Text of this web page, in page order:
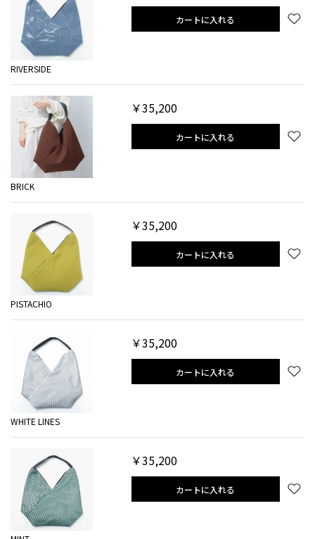
RIVERSIDE
カートに入れる
BRICK
￥35,200
カートに入れる
PISTACHIO
￥35,200
カートに入れる
WHITE LINES
￥35,200
カートに入れる
￥35,200
カートに入れる